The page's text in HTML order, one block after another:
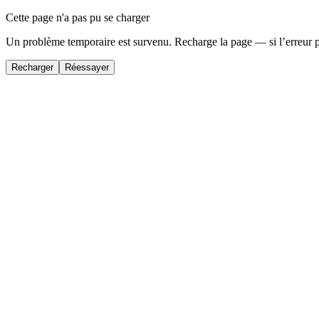
Cette page n'a pas pu se charger
Un problème temporaire est survenu. Recharge la page — si
Recharger Réessayer